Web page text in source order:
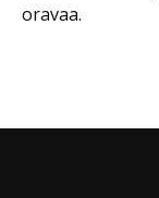
oravaa.